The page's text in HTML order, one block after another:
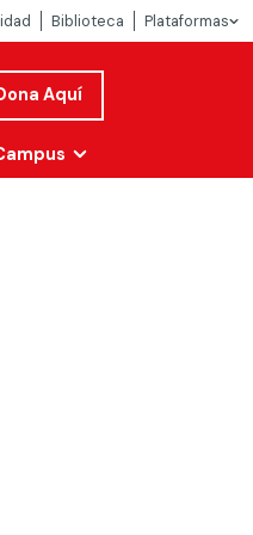
Biblioteca Plataformas
Aquí